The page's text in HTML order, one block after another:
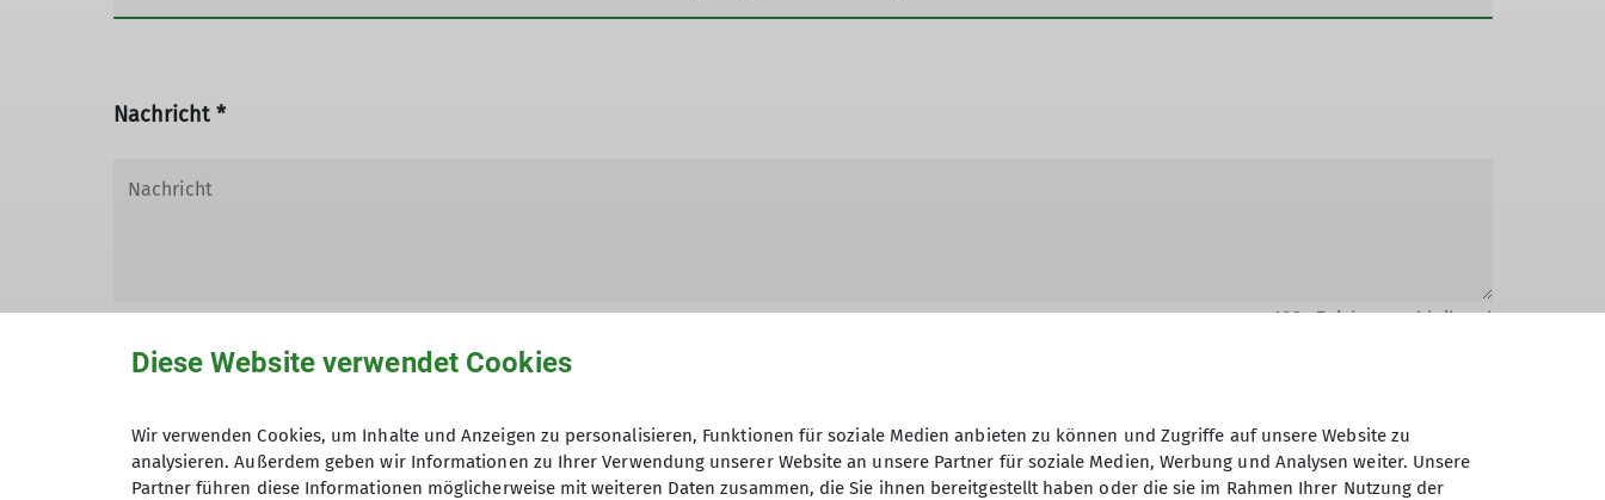
Nachricht *
1024Zeichen verbleibend
Hiermit bestätige ich die Kenntnisnahme der Datenschutzerklärung *
Diese Website verwendet Cookies
Wir verwenden Cookies, um Inhalte und Anzeigen zu personalisieren, Funktionen für soziale Medien anbieten zu können und Zugriffe auf unsere Website zu
analysieren. Außerdem geben wir Informationen zu Ihrer Verwendung unserer Website an unsere Partner für soziale Medien, Werbung und Analysen weiter. Unsere
Partner führen diese Informationen möglicherweise mit weiteren Daten zusammen, die Sie ihnen bereitgestellt haben oder die sie im Rahmen Ihrer Nutzung der